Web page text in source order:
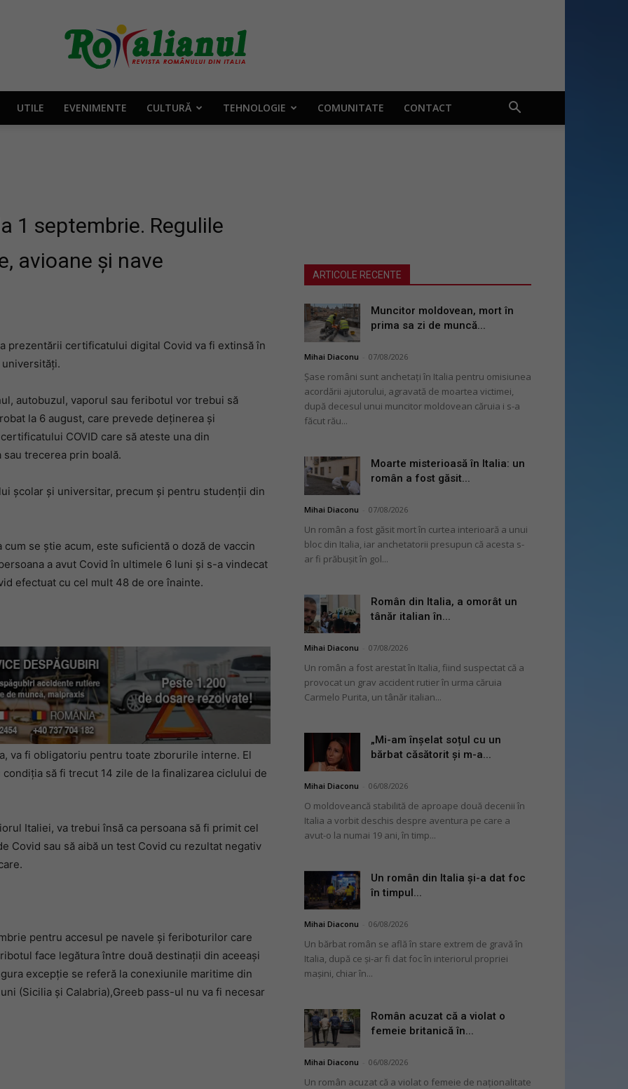
Rotalianul
românului
din
Italia
UTILE EVENIMENTE CULTURĂ TEHNOLOGIE COMUNITATE CONTACT
1 septembrie. Regulile
avioane și nave
prezentării certificatului digital Covid va fi extinsă în
autobuzul, vaporul sau feribotul vor trebui să
la 6 august, care prevede deținerea și
COVID care să ateste una din
trecerea prin boală.
școlar și universitar, precum și pentru studenții din
se știe acum, este suficientă o doză de vaccin
a avut Covid în ultimele 6 luni și s-a vindecat
efectuat cu cel mult 48 de ore înainte.
va fi obligatoriu pentru toate zborurile interne. El
să fi trecut 14 zile de la finalizarea ciclului de
Italiei, va trebui însă ca persoana să fi primit cel
Covid sau să aibă un test Covid cu rezultat negativ
pentru accesul pe navele și feriboturilor care
face legătura între două destinații din aceeași
excepție se referă la conexiunile maritime din
(Sicilia și Calabria),Greeb pass-ul nu va fi necesar
ARTICOLE RECENTE
Muncitor moldovean, mort în
prima sa zi de muncă...
Mihai Diaconu 07/08/2026
Șase români sunt anchetați în Italia pentru omisiunea
acordării ajutorului, agravată de moartea victimei,
după decesul unui muncitor moldovean căruia i s-a
făcut rău...
Moarte misterioasă în Italia: un
român a fost găsit...
Mihai Diaconu 07/08/2026
Un român a fost găsit mort în curtea interioară a unui
bloc din Italia, iar anchetatorii presupun că acesta s-
ar fi prăbușit în gol...
Român din Italia, a omorât un
tânăr italian în...
Mihai Diaconu 07/08/2026
Un român a fost arestat în Italia, fiind suspectat că a
provocat un grav accident rutier în urma căruia
Carmelo Purita, un tânăr italian...
„Mi-am înșelat soțul cu un
bărbat căsătorit și m-a...
Mihai Diaconu 06/08/2026
O moldoveancă stabilită de aproape două decenii în
Italia a vorbit deschis despre aventura pe care a
avut-o la numai 19 ani, în timp...
Un român din Italia și-a dat foc
în timpul...
Mihai Diaconu 06/08/2026
Un bărbat român se află în stare extrem de gravă în
Italia, după ce și-ar fi dat foc în interiorul propriei
mașini, chiar în...
Român acuzat că a violat o
femeie britanică în...
Mihai Diaconu 06/08/2026
Un român acuzat că a violat o femeie de naționalitate